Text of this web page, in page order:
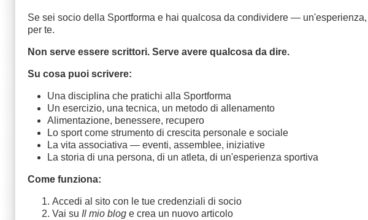
Se sei socio della Sportforma e hai qualcosa da condividere —
per te.
Non serve essere scrittori. Serve avere qualcosa da dire.
Su cosa puoi scrivere:
Una disciplina che pratichi alla Sportforma
Un esercizio, una tecnica, un metodo di allenamento
Alimentazione, benessere, recupero
Lo sport come strumento di crescita personale e sociale
La vita associativa — eventi, assemblee, iniziative
La storia di una persona, di un atleta, di un'esperienza sportiva
Come funziona:
Accedi al sito con le tue credenziali di socio
Vai su Il mio blog e crea un nuovo articolo